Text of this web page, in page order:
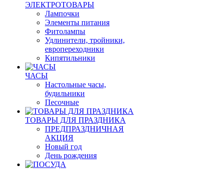
ЭЛЕКТРОТОВАРЫ
Лампочки
Элементы питания
Фитолампы
Удлинители, тройники,
европереходники
Кипятильники
ЧАСЫ
Настольные часы,
будильники
Песочные
ТОВАРЫ ДЛЯ ПРАЗДНИКА
ПРЕДПРАЗДНИЧНАЯ
АКЦИЯ
Новый год
День рождения